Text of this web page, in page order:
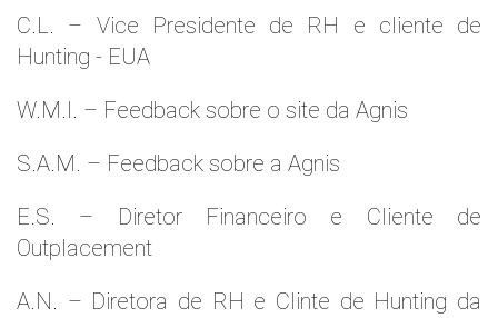
C.L. – Vice Presidente de RH e cliente de
Hunting - EUA
W.M.l. – Feedback sobre o site da Agnis
S.A.M. – Feedback sobre a Agnis
E.S. – Diretor Financeiro e Cliente de
Outplacement
A.N. – Diretora de RH e Clinte de Hunting da